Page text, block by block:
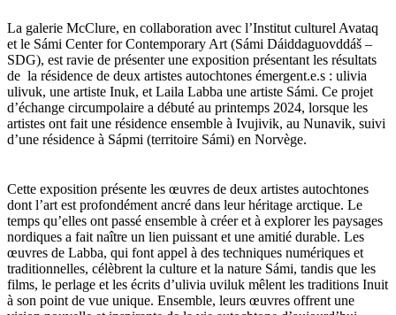
La galerie McClure, en collaboration avec l’Institut culturel Avataq
et le Sámi Center for Contemporary Art (Sámi Dáiddaguovddáš –
SDG), est ravie de présenter une exposition présentant les résultats
de la résidence de deux artistes autochtones émergent.e.s : ulivia
ulivuk, une artiste Inuk, et Laila Labba une artiste Sámi. Ce projet
d’échange circumpolaire a débuté au printemps 2024, lorsque les
artistes ont fait une résidence ensemble à Ivujivik, au Nunavik, suivi
d’une résidence à Sápmi (territoire Sámi) en Norvège.
Cette exposition présente les œuvres de deux artistes autochtones
dont l’art est profondément ancré dans leur héritage arctique. Le
temps qu’elles ont passé ensemble à créer et à explorer les paysages
nordiques a fait naître un lien puissant et une amitié durable. Les
œuvres de Labba, qui font appel à des techniques numériques et
traditionnelles, célèbrent la culture et la nature Sámi, tandis que les
films, le perlage et les écrits d’ulivia uviluk mêlent les traditions Inuit
à son point de vue unique. Ensemble, leurs œuvres offrent une